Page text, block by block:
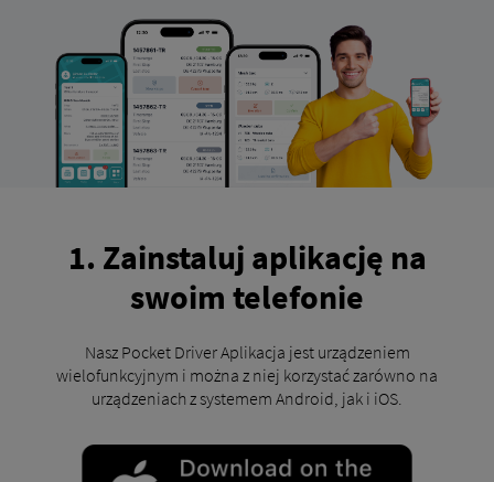
1. Zainstaluj aplikację na
swoim telefonie
Nasz Pocket Driver Aplikacja jest urządzeniem
wielofunkcyjnym i można z niej korzystać zarówno na
urządzeniach z systemem Android, jak i iOS.